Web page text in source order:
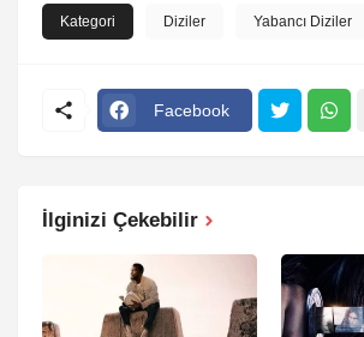
Kategori Diziler Yabancı Diziler
Facebook
İlginizi Çekebilir